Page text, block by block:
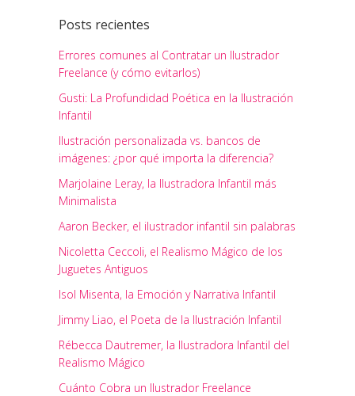
Posts recientes
Errores comunes al Contratar un Ilustrador
Freelance (y cómo evitarlos)
Gusti: La Profundidad Poética en la Ilustración
Infantil
Ilustración personalizada vs. bancos de
imágenes: ¿por qué importa la diferencia?
Marjolaine Leray, la Ilustradora Infantil más
Minimalista
Aaron Becker, el ilustrador infantil sin palabras
Nicoletta Ceccoli, el Realismo Mágico de los
Juguetes Antiguos
Isol Misenta, la Emoción y Narrativa Infantil
Jimmy Liao, el Poeta de la Ilustración Infantil
Rébecca Dautremer, la Ilustradora Infantil del
Realismo Mágico
Cuánto Cobra un Ilustrador Freelance